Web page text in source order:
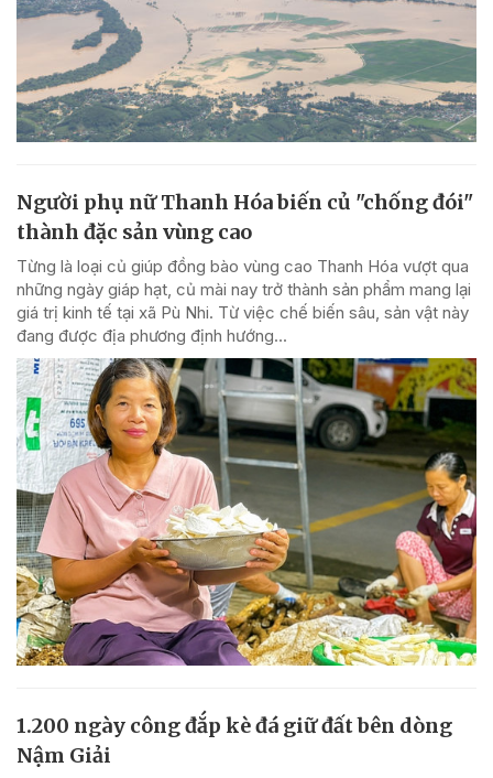
Người phụ nữ Thanh Hóa biến củ "chống đói"
thành đặc sản vùng cao
Từng là loại củ giúp đồng bào vùng cao Thanh Hóa vượt qua
những ngày giáp hạt, củ mài nay trở thành sản phẩm mang lại
giá trị kinh tế tại xã Pù Nhi. Từ việc chế biến sâu, sản vật này
đang được địa phương định hướng...
1.200 ngày công đắp kè đá giữ đất bên dòng
Nậm Giải